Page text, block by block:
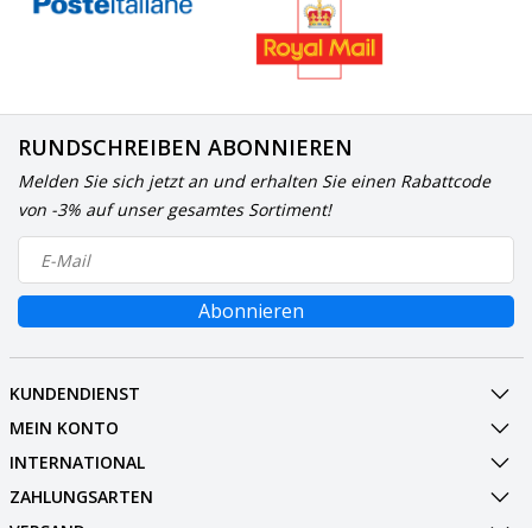
RUNDSCHREIBEN ABONNIEREN
Melden Sie sich jetzt an und erhalten Sie einen Rabattcode
von -3% auf unser gesamtes Sortiment!
Abonnieren
KUNDENDIENST
MEIN KONTO
INTERNATIONAL
ZAHLUNGSARTEN